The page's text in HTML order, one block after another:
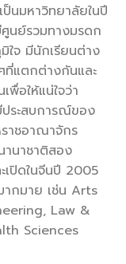
ป็นมหาวิทยาลัยในปี
นย์รวมทางมรดก
ใจ มีนักเรียนต่าง
ที่แตกต่างกันและ
พื่อให้แน่ใจว่า
ประสบการณ์ของ
าชอาณาจักร
านาชาติสอง
เปิดในจีนปี 2005
ากมาย เช่น Arts
Law &
Sciences